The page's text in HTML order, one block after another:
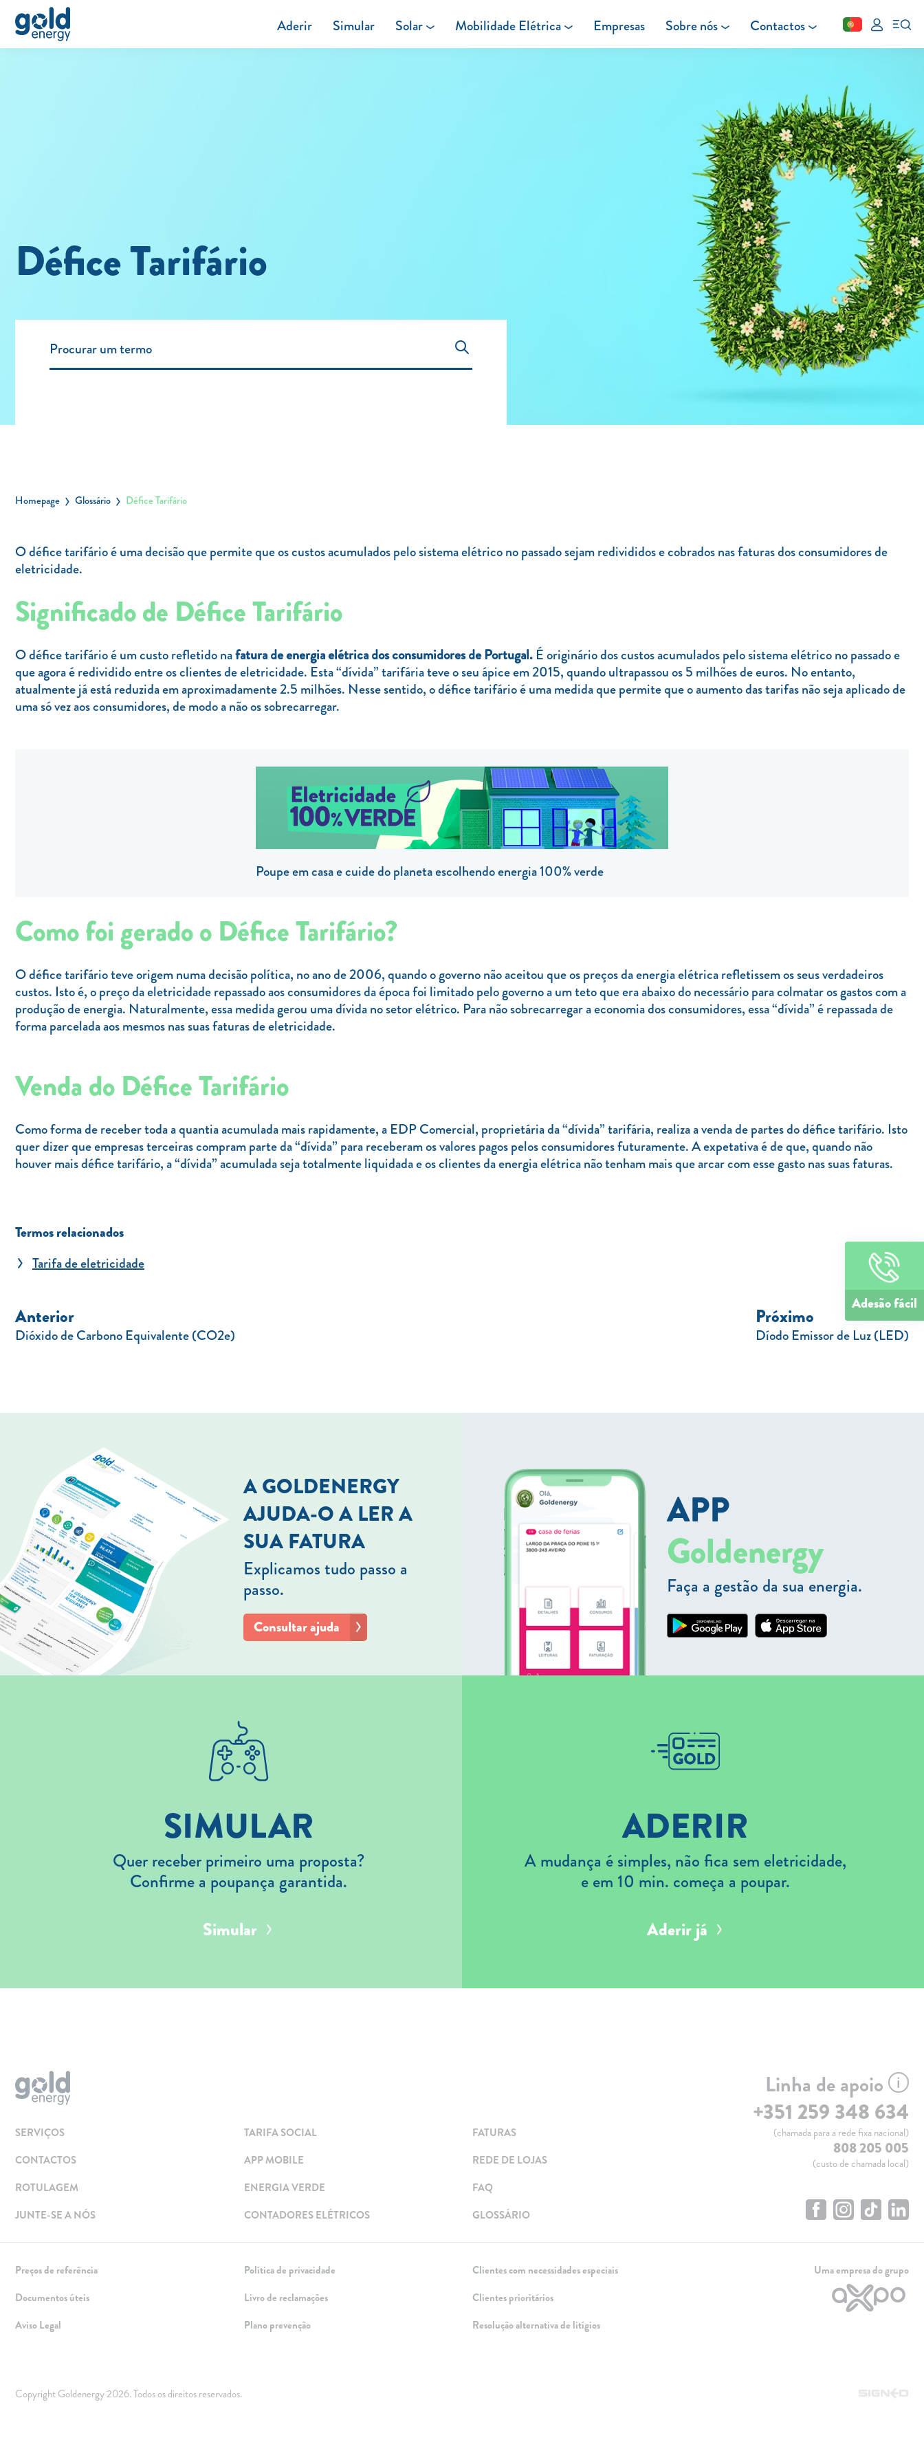
Aderir Simular Solar Mobilidade Elétrica Empresas Sobre nós Contactos
Simular
Solar
Painéis Solares
Excedentes de Produção
Energia verde
Mobilidade Elétrica
Carregar em Casa
Empresas
Rede de lojas
Leituras
FAQ
Fechar
(chamada para a rede fixa nacional)
Défice Tarifário
Homepage Glossário Défice Tarifário
O défice tarifário é uma decisão que permite que os custos acumulados pelo sistema elétrico no passado sejam redivididos e cobrados nas faturas dos consumidores de
eletricidade.
Significado de Défice Tarifário
O défice tarifário é um custo refletido nafatura de energia elétrica dos consumidores de Portugal. É originário dos custos acumulados pelo sistema elétrico no passado e
que agora é redividido entre os clientes de eletricidade. Esta “dívida” tarifária teve o seu ápice em 2015, quando ultrapassou os 5 milhões de euros. No entanto,
atualmente já está reduzida em aproximadamente 2.5 milhões. Nesse sentido, o défice tarifário é uma medida que permite que o aumento das tarifas não seja aplicado de
uma só vez aos consumidores, de modo a não os sobrecarregar.
Poupe em casa e cuide do planeta escolhendo energia 100% verde
Como foi gerado o Défice Tarifário?
O défice tarifário teve origem numa decisão política, no ano de 2006, quando o governo não aceitou que os preços da energia elétrica refletissem os seus verdadeiros
custos. Isto é, o preço da eletricidade repassado aos consumidores da época foi limitado pelo governo a um teto que era abaixo do necessário para colmatar os gastos com a
produção de energia. Naturalmente, essa medida gerou uma dívida no setor elétrico. Para não sobrecarregar a economia dos consumidores, essa “dívida” é repassada de
forma parcelada aos mesmos nas suas faturas de eletricidade.
Venda do Défice Tarifário
Como forma de receber toda a quantia acumulada mais rapidamente, a EDP Comercial, proprietária da “dívida” tarifária, realiza a venda de partes do défice tarifário. Isto
quer dizer que empresas terceiras compram parte da “dívida” para receberam os valores pagos pelos consumidores futuramente. A expetativa é de que, quando não
houver mais défice tarifário, a “dívida” acumulada seja totalmente liquidada e os clientes da energia elétrica não tenham mais que arcar com esse gasto nas suas faturas.
Termos relacionados
Tarifa de eletricidade
Anterior
Dióxido de Carbono Equivalente (CO2e)
Próximo
Díodo Emissor de Luz (LED)
A GOLDENERGY
AJUDA-O A LER A
SUA FATURA
Explicamos tudo passo a
passo.
Consultar ajuda
APP
Goldenergy
Faça a gestão da sua energia.
SIMULAR
Quer receber primeiro uma proposta?
Confirme a poupança garantida.
Simular
ADERIR
A mudança é simples, não fica sem eletricidade,
e em 10 min. começa a poupar.
Aderir já
Adesão fácil
SERVIÇOS
CONTACTOS
ROTULAGEM
JUNTE-SE A NÓS
TARIFA SOCIAL
APP MOBILE
ENERGIA VERDE
CONTADORES ELÉTRICOS
FATURAS
REDE DE LOJAS
FAQ
GLOSSÁRIO
Linha de apoio
+351 259 348 634
(chamada para a rede fixa nacional)
808 205 005
(custo de chamada local)
Preços de referência
Documentos úteis
Aviso Legal
Política de privacidade
Livro de reclamações
Plano prevenção
Clientes com necessidades especiais
Clientes prioritários
Resolução alternativa de litígios
Uma empresa do grupo
Copyright Goldenergy 2026. Todos os direitos reservados.